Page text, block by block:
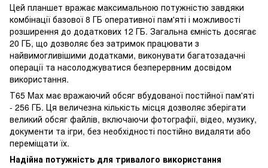
Цей планшет вражає максимальною потужністю завдяки
комбінації базової 8 ГБ оперативної пам'яті і можливості
розширення до додаткових 12 ГБ. Загальна ємність досягає
20 ГБ, що дозволяє без затримок працювати з
найвимогливішими додатками, виконувати багатозадачні
операції та насолоджуватися безперервним досвідом
використання.
Т65 Max має вражаючий обсяг вбудованої постійної пам'яті
- 256 ГБ. Ця величезна кількість місця дозволяє зберігати
великий обсяг файлів, включаючи фотографії, відео, музику,
документи та ігри, без необхідності постійно видаляти або
переміщати їх.
Надійна потужність для тривалого використання